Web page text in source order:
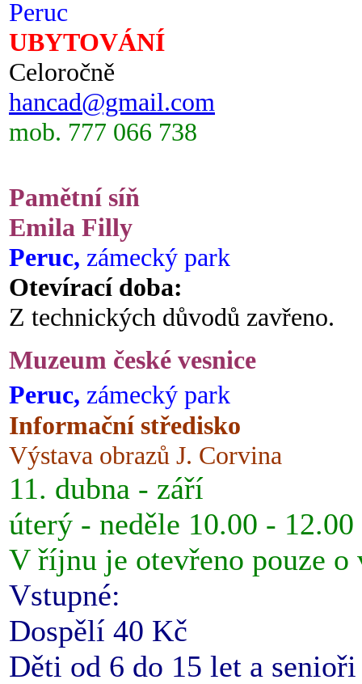
Peruc
UBYTOVÁNÍ
Celoročně
hancad@gmail.com
mob. 777 066 738
Pamětní síň
Emila Filly
Peruc, zámecký park
Otevírací doba:
Z technických důvodů zavřeno.
Muzeum české vesnice
Peruc, zámecký park
Informační středisko
Výstava obrazů J. Corvina
11. dubna - září
úterý - neděle 10.00 -
V říjnu je otevřeno pouze o
Vstupné:
Dospělí 40 Kč
Děti od 6 do 15 let a